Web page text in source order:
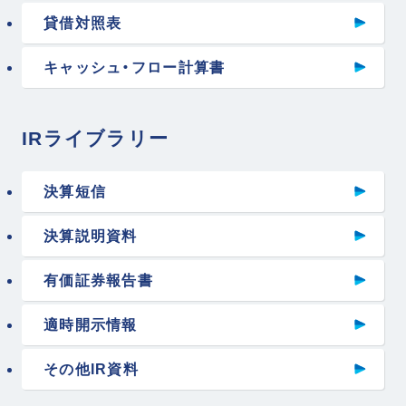
貸借対照表
キャッシュ・フロー計算書
IRライブラリー
決算短信
決算説明資料
有価証券報告書
適時開示情報
その他IR資料